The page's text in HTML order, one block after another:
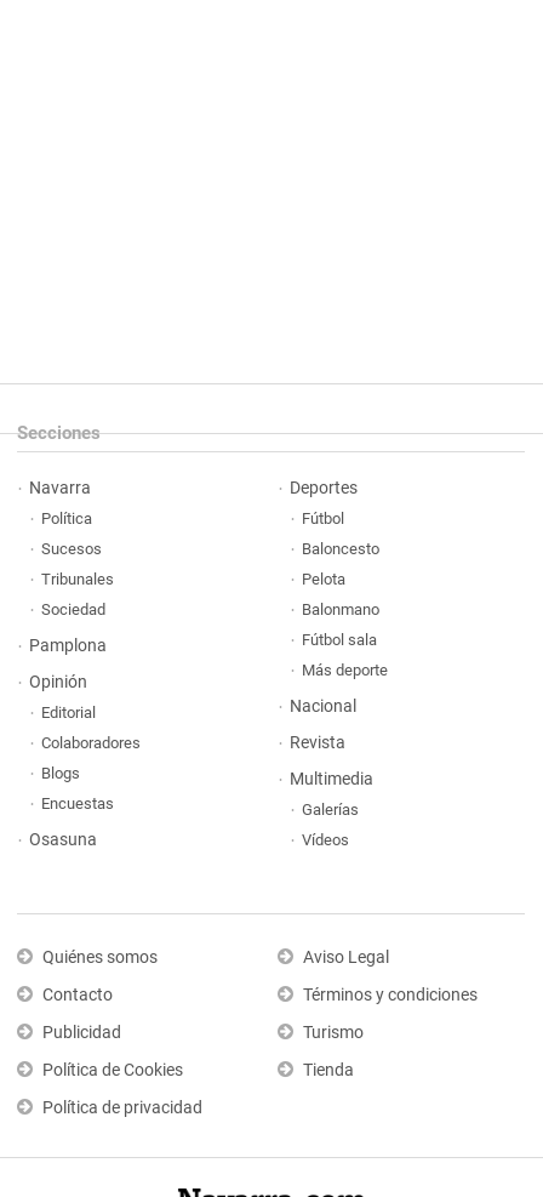
Secciones
Navarra
Política
Sucesos
Tribunales
Sociedad
Pamplona
Opinión
Editorial
Colaboradores
Blogs
Encuestas
Osasuna
Deportes
Fútbol
Baloncesto
Pelota
Balonmano
Fútbol sala
Más deporte
Nacional
Revista
Multimedia
Galerías
Vídeos
Quiénes somos
Contacto
Publicidad
Política de Cookies
Política de privacidad
Aviso Legal
Términos y condiciones
Turismo
Tienda